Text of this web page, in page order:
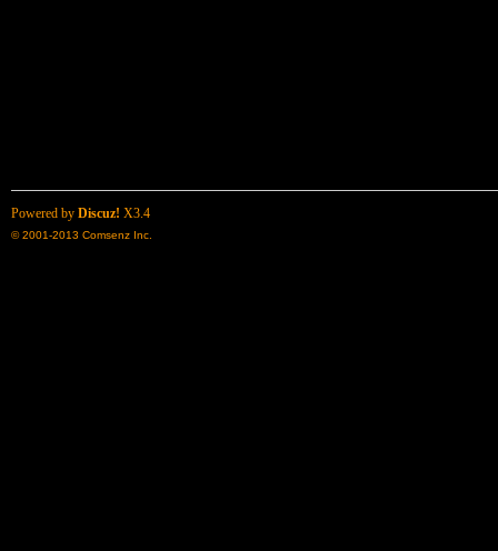
Powered by Discuz! X3.4
© 2001-2013 Comsenz Inc.